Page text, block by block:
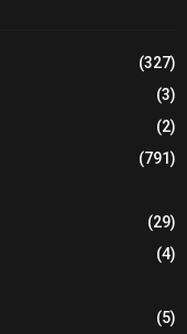
(327)
(3)
(2)
(791)
(29)
(4)
(5)